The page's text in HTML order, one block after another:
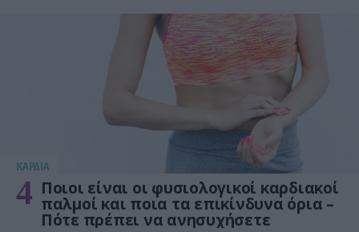
KΑΡΔΙΑ
4 Ποιοι είναι οι φυσιολογικοί καρδιακοί
παλμοί και ποια τα επικίνδυνα όρια –
Πότε πρέπει να ανησυχήσετε